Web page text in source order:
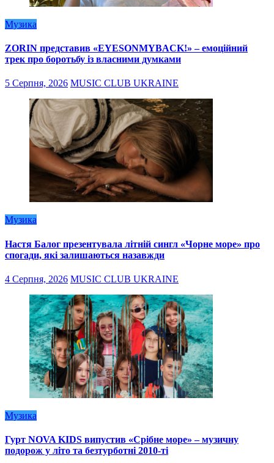
Музика
ZORIN представив «EYESONMYBACK!» – емоційний
трек про боротьбу із власними думками
5 Серпня, 2026 MUSIC CLUB UKRAINE
Музика
Настя Балог презентувала літній сингл «Чорне море» про
спогади, які залишаються назавжди
4 Серпня, 2026 MUSIC CLUB UKRAINE
Музика
Гурт NOVA KIDS випустив «Срібне море» – музичну
подорож у літо та безтурботні 2010-ті